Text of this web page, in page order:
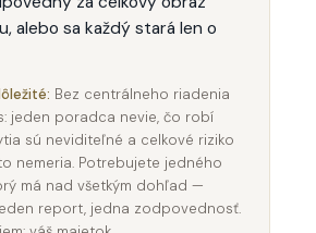
alebo sa každý stará len o
Bez centrálneho riadenia
jeden poradca nevie, čo robí
sú neviditeľné a celkové riziko
nemeria. Potrebujete jedného
má nad všetkým dohľad —
report, jedna zodpovednosť.